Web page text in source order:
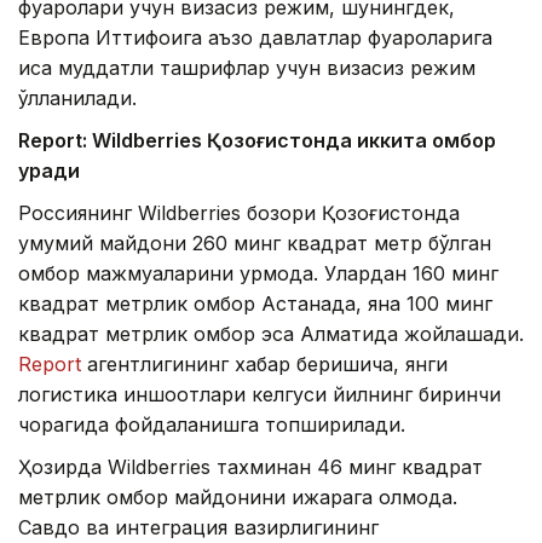
фуқаролари учун визасиз режим, шунингдек,
Европа Иттифоқига аъзо давлатлар фуқароларига
қисқа муддатли ташрифлар учун визасиз режим
қўлланилади.
Report: Wildberries Қозоғистонда иккита омбор
қуради
Россиянинг Wildberries бозори Қозоғистонда
умумий майдони 260 минг квадрат метр бўлган
омбор мажмуаларини қурмоқда. Улардан 160 минг
квадрат метрлик омбор Астанада, яна 100 минг
квадрат метрлик омбор эса Алматида жойлашади.
Report агентлигининг хабар беришича, янги
логистика иншоотлари келгуси йилнинг биринчи
чорагида фойдаланишга топширилади.
Ҳозирда Wildberries тахминан 46 минг квадрат
метрлик омбор майдонини ижарага олмоқда.
Савдо ва интеграция вазирлигининг